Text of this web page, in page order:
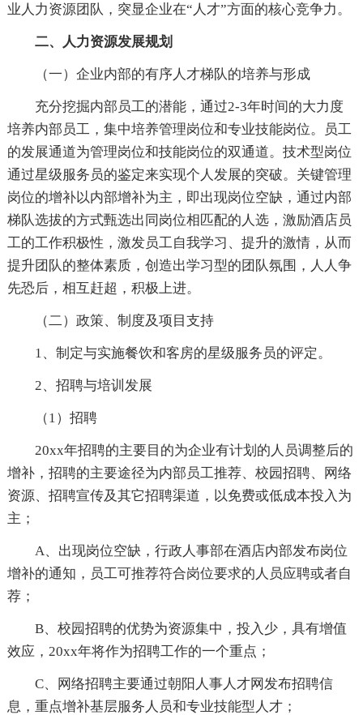
业人力资源团队，突显企业在“人才”方面的核心竞争力。
二、人力资源发展规划
（一）企业内部的有序人才梯队的培养与形成
充分挖掘内部员工的潜能，通过2-3年时间的大力度
培养内部员工，集中培养管理岗位和专业技能岗位。员工
的发展通道为管理岗位和技能岗位的双通道。技术型岗位
通过星级服务员的鉴定来实现个人发展的突破。关键管理
岗位的增补以内部增补为主，即出现岗位空缺，通过内部
梯队选拔的方式甄选出同岗位相匹配的人选，激励酒店员
工的工作积极性，激发员工自我学习、提升的激情，从而
提升团队的整体素质，创造出学习型的团队氛围，人人争
先恐后，相互赶超，积极上进。
（二）政策、制度及项目支持
1、制定与实施餐饮和客房的星级服务员的评定。
2、招聘与培训发展
（1）招聘
20xx年招聘的主要目的为企业有计划的人员调整后的
增补，招聘的主要途径为内部员工推荐、校园招聘、网络
资源、招聘宣传及其它招聘渠道，以免费或低成本投入为
主；
A、出现岗位空缺，行政人事部在酒店内部发布岗位
增补的通知，员工可推荐符合岗位要求的人员应聘或者自
荐；
B、校园招聘的优势为资源集中，投入少，具有增值
效应，20xx年将作为招聘工作的一个重点；
C、网络招聘主要通过朝阳人事人才网发布招聘信
息，重点增补基层服务人员和专业技能型人才；